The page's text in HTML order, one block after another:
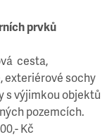
prvků
cesta,
sochy
s výjimkou objektů
pozemcích.
Kč